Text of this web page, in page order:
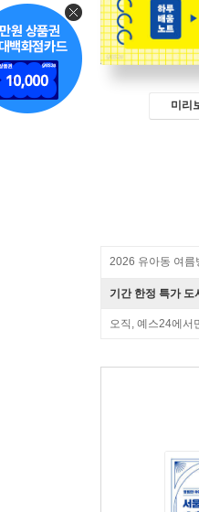
미리
2026 유아동 여름
기간 한정 특가 도
오직, 예스24에서